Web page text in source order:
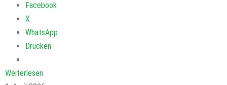
Facebook
X
WhatsApp
Drucken
Weiterlesen